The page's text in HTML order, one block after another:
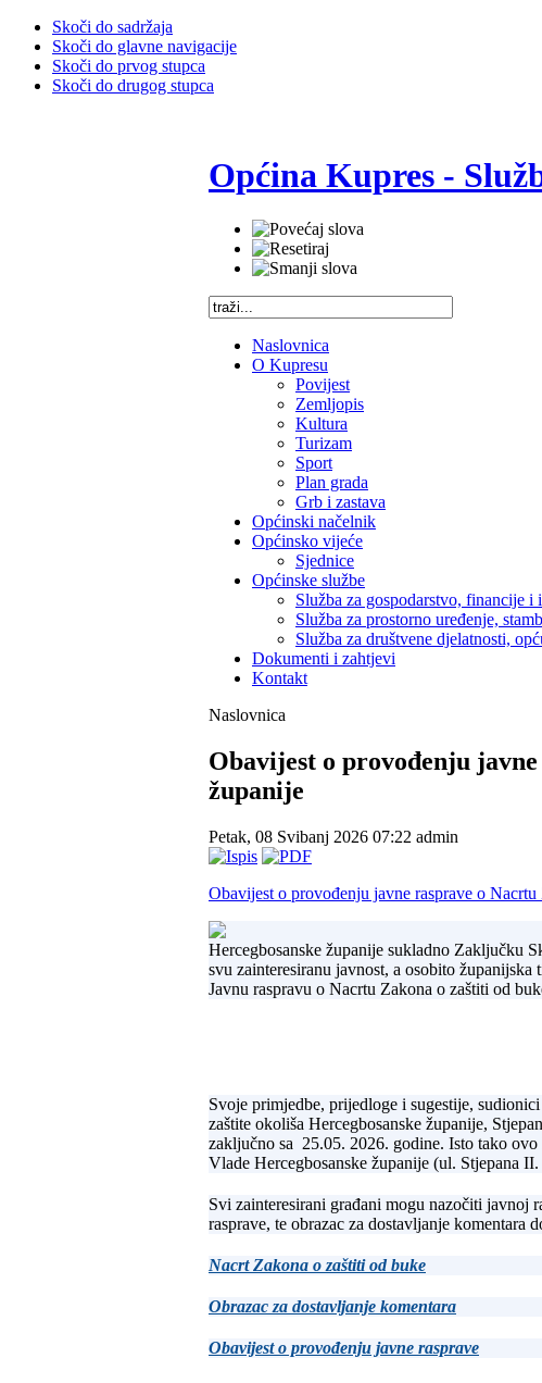
Skoči do sadržaja
Skoči do glavne navigacije
Skoči do prvog stupca
Skoči do drugog stupca
Općina Kupres -
Naslovnica
O Kupresu
Povijest
Zemljopis
Kultura
Turizam
Sport
Plan grada
Grb i zastava
Općinski načelnik
Općinsko vijeće
Sjednice
Općinske službe
Služba za gospodarstvo, financije i
Služba za prostorno uređenje,
Služba za društvene djelatnosti,
Dokumenti i zahtjevi
Kontakt
Naslovnica
Obavijest o provođenju
županije
Petak, 08 Svibanj 2026 07:22 admin
Obavijest o provođenju javne rasprave o
Hercegbosanske županije sukladno Zaključku
svu zainteresiranu javnost, a osobito
Javnu raspravu o Nacrtu Zakona o zaštiti od
Svoje primjedbe, prijedloge i sugestije,
zaštite okoliša Hercegbosanske županije,
zaključno sa 25.05. 2026. godine. Isto tako
Vlade Hercegbosanske županije (ul. Stjepana
Svi zainteresirani građani mogu nazočiti javnoj
rasprave, te obrazac za dostavljanje komentara
Nacrt Zakona o zaštiti od buke
Obrazac za dostavljanje komentara
Obavijest o provođenju javne rasprave